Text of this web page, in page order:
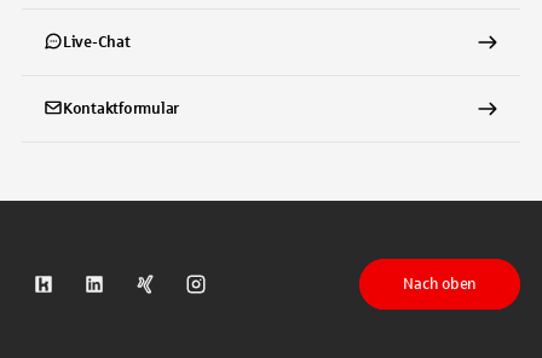
Live-Chat
Kontaktformular
S-Kreditpartner auf Kununu
S-Kreditpartner auf LinkedIn
S-Kreditpartner auf Xing
S-Kreditpartner auf Instagram
Nach oben